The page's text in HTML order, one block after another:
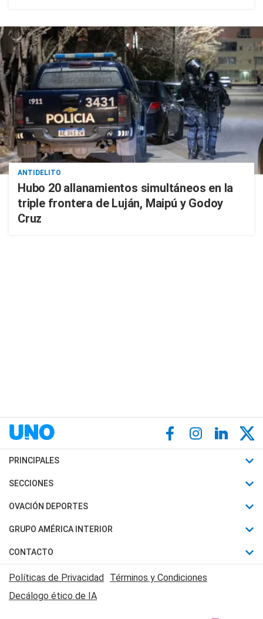
ANTIDELITO
Hubo 20 allanamientos simultáneos en la
triple frontera de Luján, Maipú y Godoy
Cruz
PRINCIPALES
Últimas Noticias
Política
Judiciales
Economia
SECCIONES
Horóscopo
Motores
Trucos caseros
Series y Películas
Edictos y Solicitadas
OVACIÓN DEPORTES
Fútbol
Mundial
Automovilismo
Rugby
GRUPO AMÉRICA INTERIOR
Canal 7 en Vivo
CONTACTO
Acerca de Nosotros
Contactanos
Políticas de Privacidad Términos y Condiciones
Decálogo ético de IA